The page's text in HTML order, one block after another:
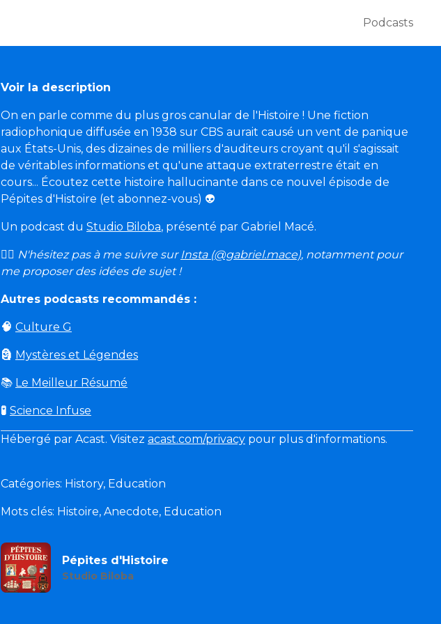
Podcasts
Voir la description
On en parle comme du plus gros canular de l'Histoire ! Une fiction
radiophonique diffusée en 1938 sur CBS aurait causé un vent de panique
aux États-Unis, des dizaines de milliers d'auditeurs croyant qu'il s'agissait
de véritables informations et qu'une attaque extraterrestre était en
cours... Écoutez cette histoire hallucinante dans ce nouvel épisode de
Pépites d'Histoire (et abonnez-vous) 👽
Un podcast du Studio Biloba, présenté par Gabriel Macé.
🙋‍♂️ N'hésitez pas à me suivre sur Insta (@gabriel.mace), notamment pour
me proposer des idées de sujet !
Autres podcasts recommandés :
🧠 Culture G
🗿 Mystères et Légendes
📚 Le Meilleur Résumé
🧪 Science Infuse
Hébergé par Acast. Visitez acast.com/privacy pour plus d'informations.
Catégories: History, Education
Mots clés: Histoire, Anecdote, Education
Pépites d'Histoire
Studio Biloba